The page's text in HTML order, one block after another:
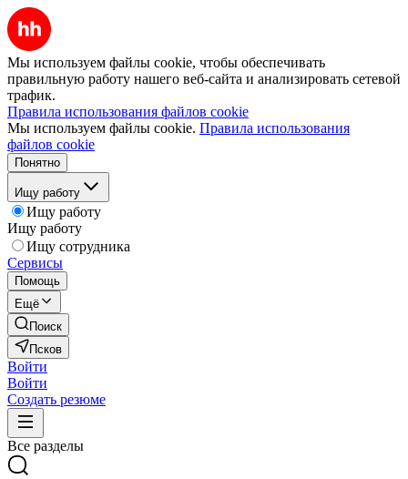
Мы используем файлы cookie, чтобы обеспечивать
правильную работу нашего веб-сайта и анализировать сетевой
трафик.
Правила использования файлов cookie
Мы используем файлы cookie. Правила использования
файлов cookie
Понятно
Ищу работу
Ищу работу
Ищу работу
Ищу сотрудника
Сервисы
Помощь
Ещё
Поиск
Псков
Войти
Войти
Создать резюме
Все разделы